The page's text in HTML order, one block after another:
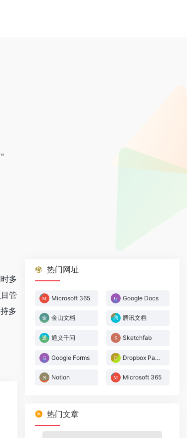
多
管
多
热门网址
Microsoft 365 Google Docs
金山文档 腾讯文档
通义千问 Sketchfab
Google Forms Dropbox Paper
Notion Microsoft 365
热门文章